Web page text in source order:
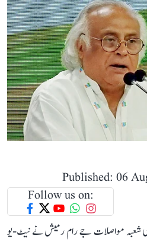
Published: 06
Follow us on:
شعبہ مواصلات جے رام رمیش نے نیٹ-یو